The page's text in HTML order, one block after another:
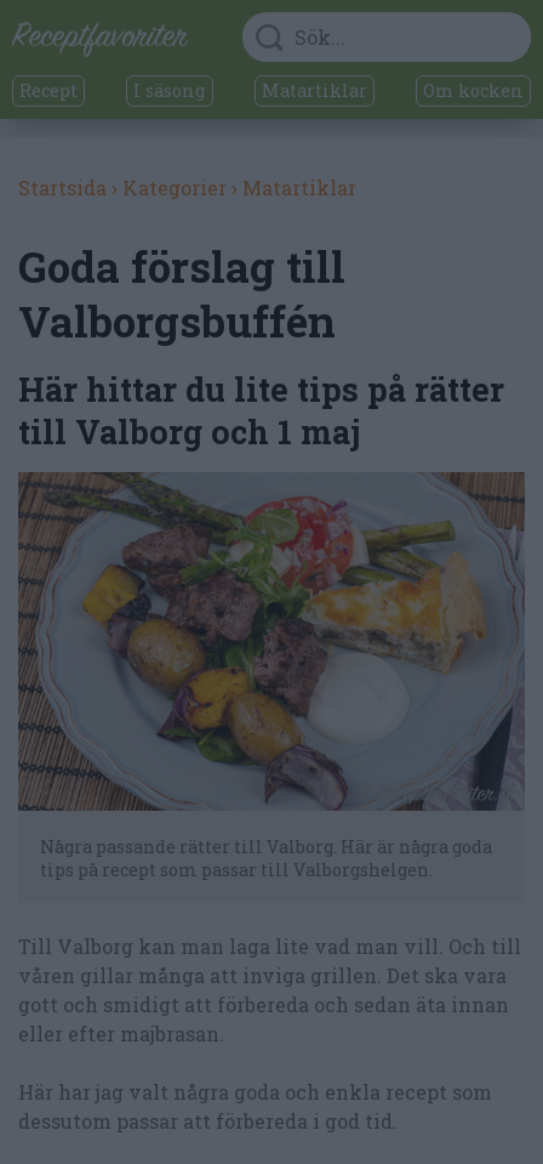
Recept I säsong Matartiklar Om kocken
Startsida › Kategorier › Matartiklar
Goda förslag till
Valborgsbuffén
Här hittar du lite tips på rätter
till Valborg och 1 maj
Några passande rätter till Valborg. Här är några goda
tips på recept som passar till Valborgshelgen.
Till Valborg kan man laga lite vad man vill. Och till
våren gillar många att inviga grillen. Det ska vara
gott och smidigt att förbereda och sedan äta innan
eller efter majbrasan.
Här har jag valt några goda och enkla recept som
dessutom passar att förbereda i god tid.